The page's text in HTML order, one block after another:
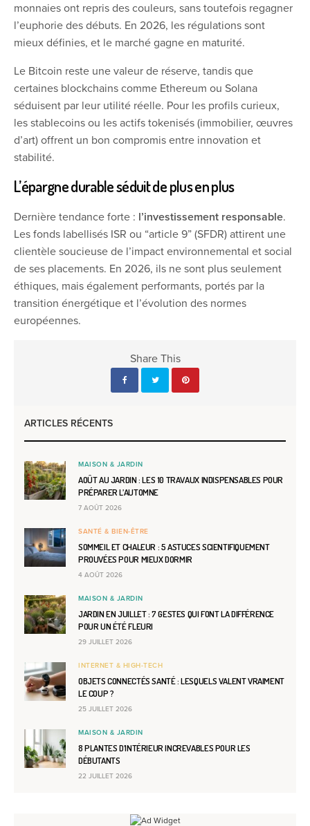
monnaies ont repris des couleurs, sans toutefois regagner
l’euphorie des débuts. En 2026, les régulations sont
mieux définies, et le marché gagne en maturité.
Le Bitcoin reste une valeur de réserve, tandis que
certaines blockchains comme Ethereum ou Solana
séduisent par leur utilité réelle. Pour les profils curieux,
les stablecoins ou les actifs tokenisés (immobilier, œuvres
d’art) offrent un bon compromis entre innovation et
stabilité.
L’épargne durable séduit de plus en plus
Dernière tendance forte : l’investissement responsable.
Les fonds labellisés ISR ou “article 9” (SFDR) attirent une
clientèle soucieuse de l’impact environnemental et social
de ses placements. En 2026, ils ne sont plus seulement
éthiques, mais également performants, portés par la
transition énergétique et l’évolution des normes
européennes.
Share This
ARTICLES RÉCENTS
MAISON & JARDIN
AOÛT AU JARDIN : LES 10 TRAVAUX INDISPENSABLES POUR
PRÉPARER L’AUTOMNE
7 AOÛT 2026
SANTÉ & BIEN-ÊTRE
SOMMEIL ET CHALEUR : 5 ASTUCES SCIENTIFIQUEMENT
PROUVÉES POUR MIEUX DORMIR
4 AOÛT 2026
MAISON & JARDIN
JARDIN EN JUILLET : 7 GESTES QUI FONT LA DIFFÉRENCE
POUR UN ÉTÉ FLEURI
29 JUILLET 2026
INTERNET & HIGH-TECH
OBJETS CONNECTÉS SANTÉ : LESQUELS VALENT VRAIMENT
LE COUP ?
25 JUILLET 2026
MAISON & JARDIN
8 PLANTES D’INTÉRIEUR INCREVABLES POUR LES
DÉBUTANTS
22 JUILLET 2026